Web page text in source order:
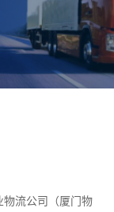
物流公司（厦门物